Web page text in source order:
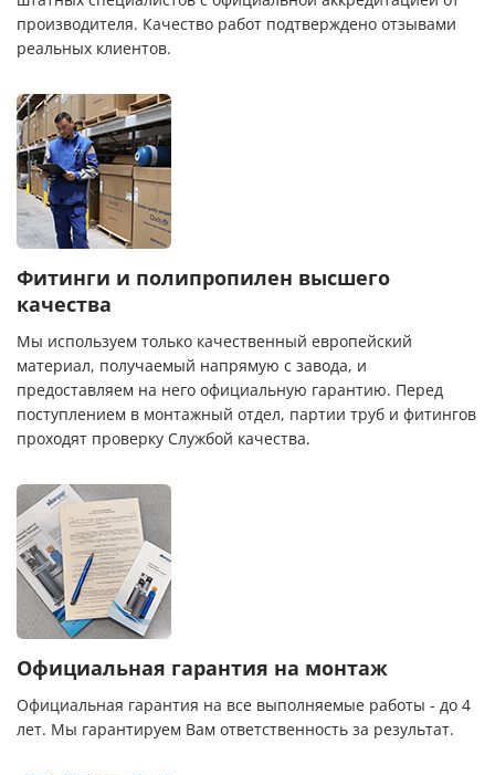
производителя. Качество работ подтверждено отзывами
реальных клиентов.
Фитинги и полипропилен высшего
качества
Мы используем только качественный европейский
материал, получаемый напрямую с завода, и
предоставляем на него официальную гарантию. Перед
поступлением в монтажный отдел, партии труб и фитингов
проходят проверку Службой качества.
Официальная гарантия на монтаж
Официальная гарантия на все выполняемые работы - до 4
лет. Мы гарантируем Вам ответственность за результат.